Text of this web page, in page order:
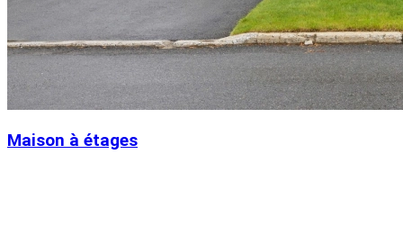
Maison à étages